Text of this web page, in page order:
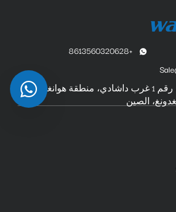
+8613560320628
المبنى رقم 10، رقم 1 غرب داشادي، منطقة هوانغبو،
الصين